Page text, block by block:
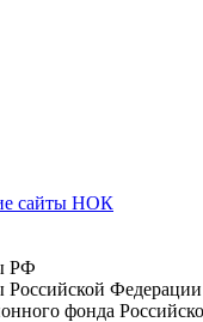
сайты НОК
РФ
фонда